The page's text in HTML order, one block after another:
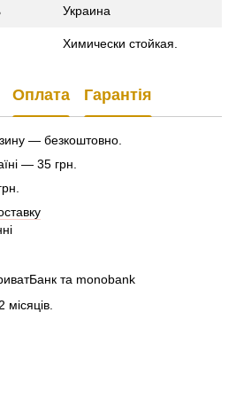
Украина
Химически стойкая.
Оплата Гарантія
— безкоштовно.
— 35 грн.
та monobank
місяців.